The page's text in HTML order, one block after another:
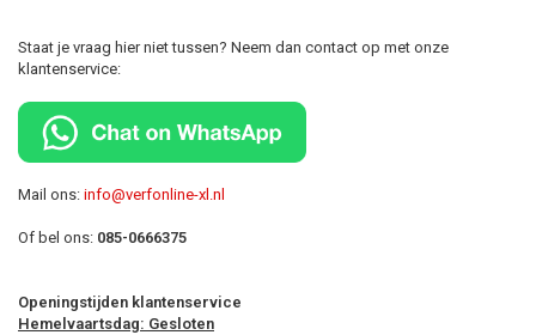
Staat je vraag hier niet tussen? Neem dan contact op met onze
klantenservice:
Mail ons: info@verfonline-xl.nl
Of bel ons: 085-0666375
Openingstijden klantenservice
Hemelvaartsdag: Gesloten